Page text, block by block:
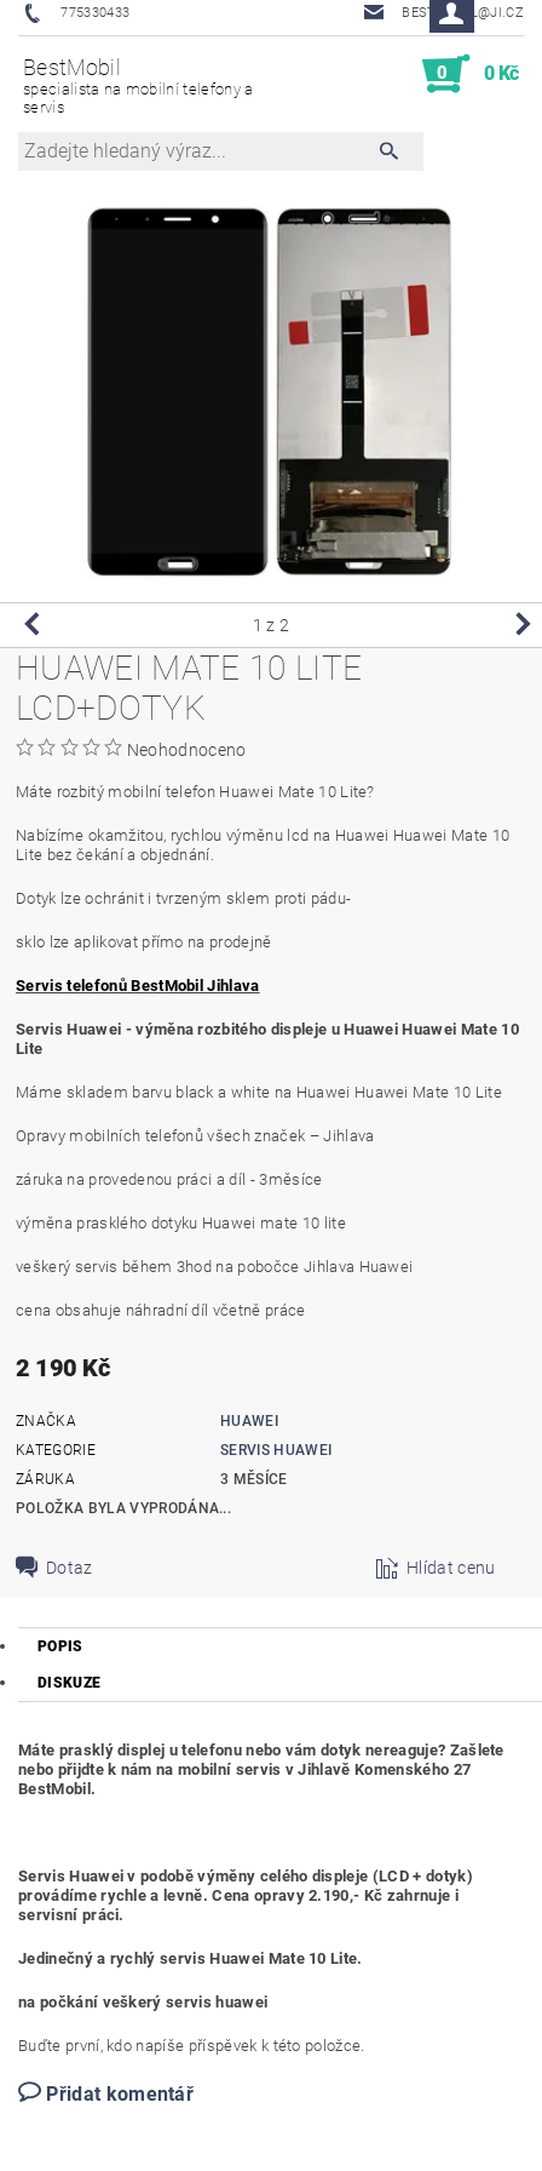
775330433 BESTMOBIL@JI.CZ
BestMobil
specialista na mobilní telefony a
servis
0 0 Kč
1 z 2
HUAWEI MATE 10 LITE
LCD+DOTYK
Neohodnoceno
Máte rozbitý mobilní telefon Huawei Mate 10 Lite?
Nabízíme okamžitou, rychlou výměnu lcd na Huawei Huawei Mate 10
Lite bez čekání a objednání.
Dotyk lze ochránit i tvrzeným sklem proti pádu-
sklo lze aplikovat přímo na prodejně
Servis telefonů BestMobil Jihlava
Servis Huawei - výměna rozbitého displeje u Huawei Huawei Mate 10
Lite
Máme skladem barvu black a white na Huawei Huawei Mate 10 Lite
Opravy mobilních telefonů všech značek – Jihlava
záruka na provedenou práci a díl - 3měsíce
výměna prasklého dotyku Huawei mate 10 lite
veškerý servis během 3hod na pobočce Jihlava Huawei
cena obsahuje náhradní díl včetně práce
2 190 Kč
ZNAČKA
HUAWEI
KATEGORIE
SERVIS HUAWEI
ZÁRUKA
3 MĚSÍCE
POLOŽKA BYLA VYPRODÁNA...
Dotaz Hlídat cenu
POPIS
DISKUZE
Máte prasklý displej u telefonu nebo vám dotyk nereaguje? Zašlete
nebo přijdte k nám na mobilní servis v Jihlavě Komenského 27
BestMobil.
Servis Huawei v podobě výměny celého displeje (LCD + dotyk)
provádíme rychle a levně. Cena opravy 2.190,- Kč zahrnuje i
servisní práci.
Jedinečný a rychlý servis Huawei Mate 10 Lite.
na počkání veškerý servis huawei
Buďte první, kdo napíše příspěvek k této položce.
Přidat komentář